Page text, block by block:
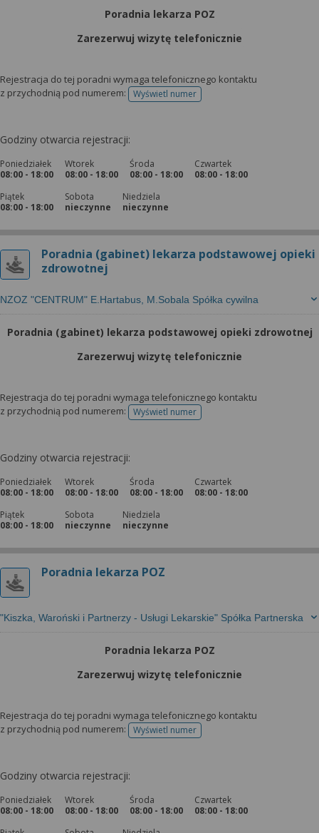
Poradnia lekarza POZ
Zarezerwuj wizytę telefonicznie
Rejestracja do tej poradni wymaga telefonicznego kontaktu
z przychodnią pod numerem:
Wyświetl numertelefonu do rejestracji
Godziny otwarcia rejestracji:
Poniedziałek
08:00 - 18:00
Wtorek
08:00 - 18:00
Środa
08:00 - 18:00
Czwartek
08:00 - 18:00
Piątek
08:00 - 18:00
Sobota
nieczynne
Niedziela
nieczynne
Poradnia (gabinet) lekarza podstawowej opieki
zdrowotnej
NZOZ "CENTRUM" E.Hartabus, M.Sobala Spółka cywilna
Poradnia (gabinet) lekarza podstawowej opieki zdrowotnej
Zarezerwuj wizytę telefonicznie
Rejestracja do tej poradni wymaga telefonicznego kontaktu
z przychodnią pod numerem:
Wyświetl numertelefonu do rejestracji
Godziny otwarcia rejestracji:
Poniedziałek
08:00 - 18:00
Wtorek
08:00 - 18:00
Środa
08:00 - 18:00
Czwartek
08:00 - 18:00
Piątek
08:00 - 18:00
Sobota
nieczynne
Niedziela
nieczynne
Poradnia lekarza POZ
"Kiszka, Waroński i Partnerzy - Usługi Lekarskie" Spółka Partnerska
Poradnia lekarza POZ
Zarezerwuj wizytę telefonicznie
Rejestracja do tej poradni wymaga telefonicznego kontaktu
z przychodnią pod numerem:
Wyświetl numertelefonu do rejestracji
Godziny otwarcia rejestracji:
Poniedziałek
08:00 - 18:00
Wtorek
08:00 - 18:00
Środa
08:00 - 18:00
Czwartek
08:00 - 18:00